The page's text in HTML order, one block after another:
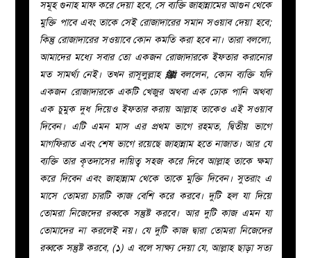
সমূহ গুনাহ মাফ করে দেয়া হবে, সে ব্যক্তি জাহান্নামের আগুন থেকে
মুক্তি পাবে এবং তাকে সেই রোজাদারের সমান সওয়াব দেয়া হবে;
কিন্তু রোজাদারের সওয়াবে কোন কমতি করা হবে না। তারা বললো,
আমাদের মধ্যে সবার তো একজন রোজাদারকে ইফতার করানোর
মত সামর্থ্য নেই। তখন রাসূলুল্লাহ ﷺবললেন, কোন ব্যক্তি যদি
একজন রোজাদারকে একটি খেজুর অথবা এক ঢোক পানি অথবা
এক চুমুক দুধ দিয়েও ইফতার করায় আল্লাহ তাকেও এই সওয়াব
দিবেন। এটি এমন মাস এর প্রথম ভাগে রহমত, দ্বিতীয় ভাগে
মাগফিরাত এবং শেষ ভাগে রয়েছে জাহান্নাম হতে নাজাত। আর যে
ব্যক্তি তার কৃতদাসের দায়িত্ব সহজ করে দিবে আল্লাহ তাকে ক্ষমা
করে দিবেন এবং জাহান্নাম থেকে তাকে মুক্তি দিবেন। সুতরাং এ
মাসে তোমরা চারটি কাজ বেশি করে করবে। দুটি হল যা দিয়ে
তোমরা নিজেদের রব্বকে সন্তুষ্ট করবে। আর দুটি কাজ এমন যা
তোমাদের না করলেই নয়। যে দুটি কাজ দ্বারা তোমরা নিজেদের
রব্বকে সন্তুষ্ট করবে, (১) এ বলে সাক্ষ্য দেয়া যে, আল্লাহ ছাড়া সত্য